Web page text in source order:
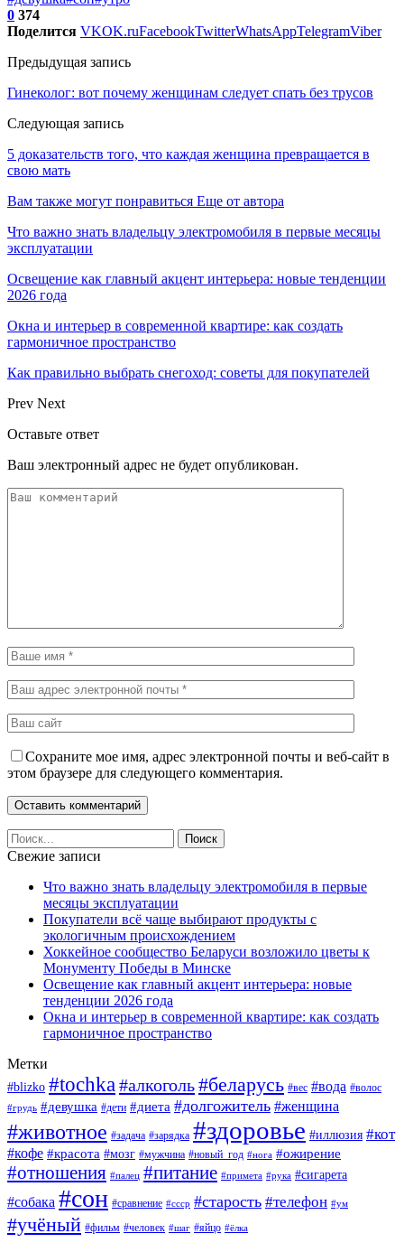
0 374
Поделится VKOK.ruFacebookTwitterWhatsAppTelegramViber
Предыдущая запись
Гинеколог: вот почему женщинам следует спать без трусов
Следующая запись
5 доказательств того, что каждая женщина превращается в
свою мать
Вам также могут понравиться Еще от автора
Что важно знать владельцу электромобиля в первые месяцы
эксплуатации
Освещение как главный акцент интерьера: новые тенденции
2026 года
Окна и интерьер в современной квартире: как создать
гармоничное пространство
Как правильно выбрать снегоход: советы для покупателей
Prev Next
Оставьте ответ
Ваш электронный адрес не будет опубликован.
Сохраните мое имя, адрес электронной почты и веб-сайт в
этом браузере для следующего комментария.
Свежие записи
Что важно знать владельцу электромобиля в первые
месяцы эксплуатации
Покупатели всё чаще выбирают продукты с
экологичным происхождением
Хоккейное сообщество Беларуси возложило цветы к
Монументу Победы в Минске
Освещение как главный акцент интерьера: новые
тенденции 2026 года
Окна и интерьер в современной квартире: как создать
гармоничное пространство
Метки
#blizko #tochka #алкоголь#беларусь #вес #вода #волос
#грудь #девушка #дети #диета #долгожитель #женщина
#животное #задача #зарядка #здоровье #иллюзия #кот
#кофе #красота #мозг #мужчина #новый_год #нога #ожирение
#отношения #палец #питание #примета #рука #сигарета
#собака #сон #сравнение #ссср #старость #телефон #ум
#учёный #фильм #человек #шаг #яйцо #ёлка